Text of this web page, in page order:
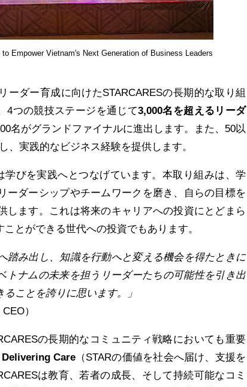
Empower Vietnam's Next Generation of Business Leaders
ーダー育成に向けたSTARCARESの長期的な取り組
4つの競技ステージを通じて3,000名を超えるリーダ
名がグランドファイナルに進出します。また、50以
、実践的なビジネス経験を提供します。
学びを実践へとつなげています。本取り組みは、学
ーダーシップやチームワークを磨き、自らの目標を
します。これは将来のキャリアへの投資にとどまら
とができる世代への投資でもあります。
踏み出し、知識を行動へと変える機会を得たときに
トナムの未来を担うリーダーたちの可能性を引き出
ことを誇りに思います。」
）
の長期的なコミュニティ戦略においても重要
Care（STARの価値を社会へ届け、支援を
は教育、若者の成長、そして持続可能なコミ